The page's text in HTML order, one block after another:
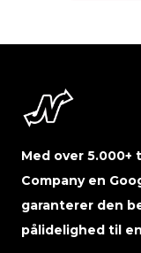
Med over
Company en
garanterer den
pålidelighed til